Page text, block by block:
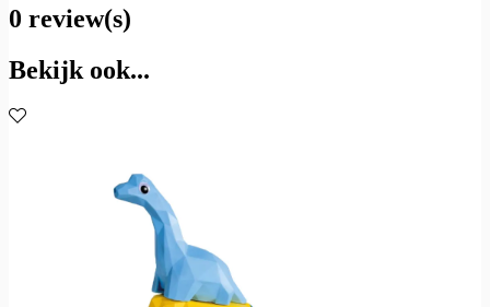
0 review(s)
Bekijk ook...